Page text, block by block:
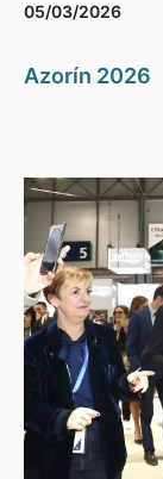
05/03/2026
Azorín 2026